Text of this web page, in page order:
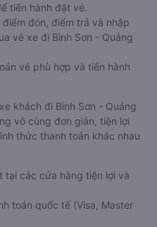
tiến hành đặt vé.
đón, điểm trả và nhập
vé xe đi Bình Sơn - Quảng
vé phù hợp và tiến hành
khách đi Bình Sơn - Quảng
vô cùng đơn giản, tiện lợi
thức thanh toán khác nhau
tại các cửa hàng tiện lợi và
toán quốc tế (Visa, Master